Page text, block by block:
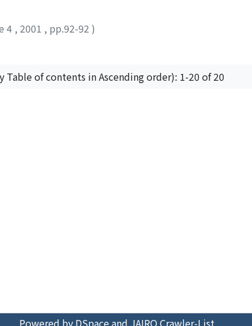
4 , 2001 , pp.92-92 )
Table of contents in Ascending order): 1-20 of 20
Powered by DSpace and JAIRO Crawler-List